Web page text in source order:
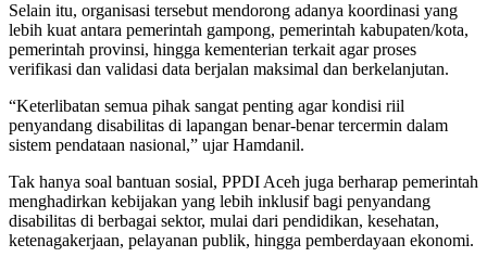
Selain itu, organisasi tersebut mendorong adanya koordinasi yang
lebih kuat antara pemerintah gampong, pemerintah kabupaten/kota,
pemerintah provinsi, hingga kementerian terkait agar proses
verifikasi dan validasi data berjalan maksimal dan berkelanjutan.
“Keterlibatan semua pihak sangat penting agar kondisi riil
penyandang disabilitas di lapangan benar-benar tercermin dalam
sistem pendataan nasional,” ujar Hamdanil.
Tak hanya soal bantuan sosial, PPDI Aceh juga berharap pemerintah
menghadirkan kebijakan yang lebih inklusif bagi penyandang
disabilitas di berbagai sektor, mulai dari pendidikan, kesehatan,
ketenagakerjaan, pelayanan publik, hingga pemberdayaan ekonomi.